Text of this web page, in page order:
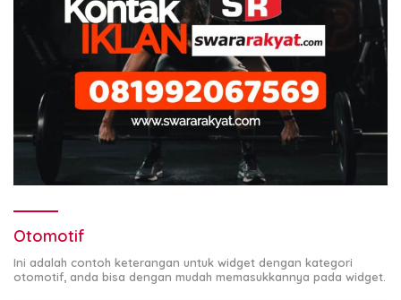
Otomotif
Ini adalah contoh keterangan untuk widget dengan kategori
otomotif, anda bisa dengan mudah memasukkannya pada widget.